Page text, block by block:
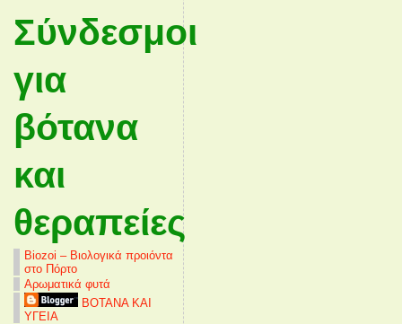
Σύνδεσμοι
για
βότανα
και
θεραπείες
Biozoi – Βιολογικά προιόντα
στο Πόρτο
Αρωματικά φυτά
ΒΟΤΑΝΑ ΚΑΙ
ΥΓΕΙΑ